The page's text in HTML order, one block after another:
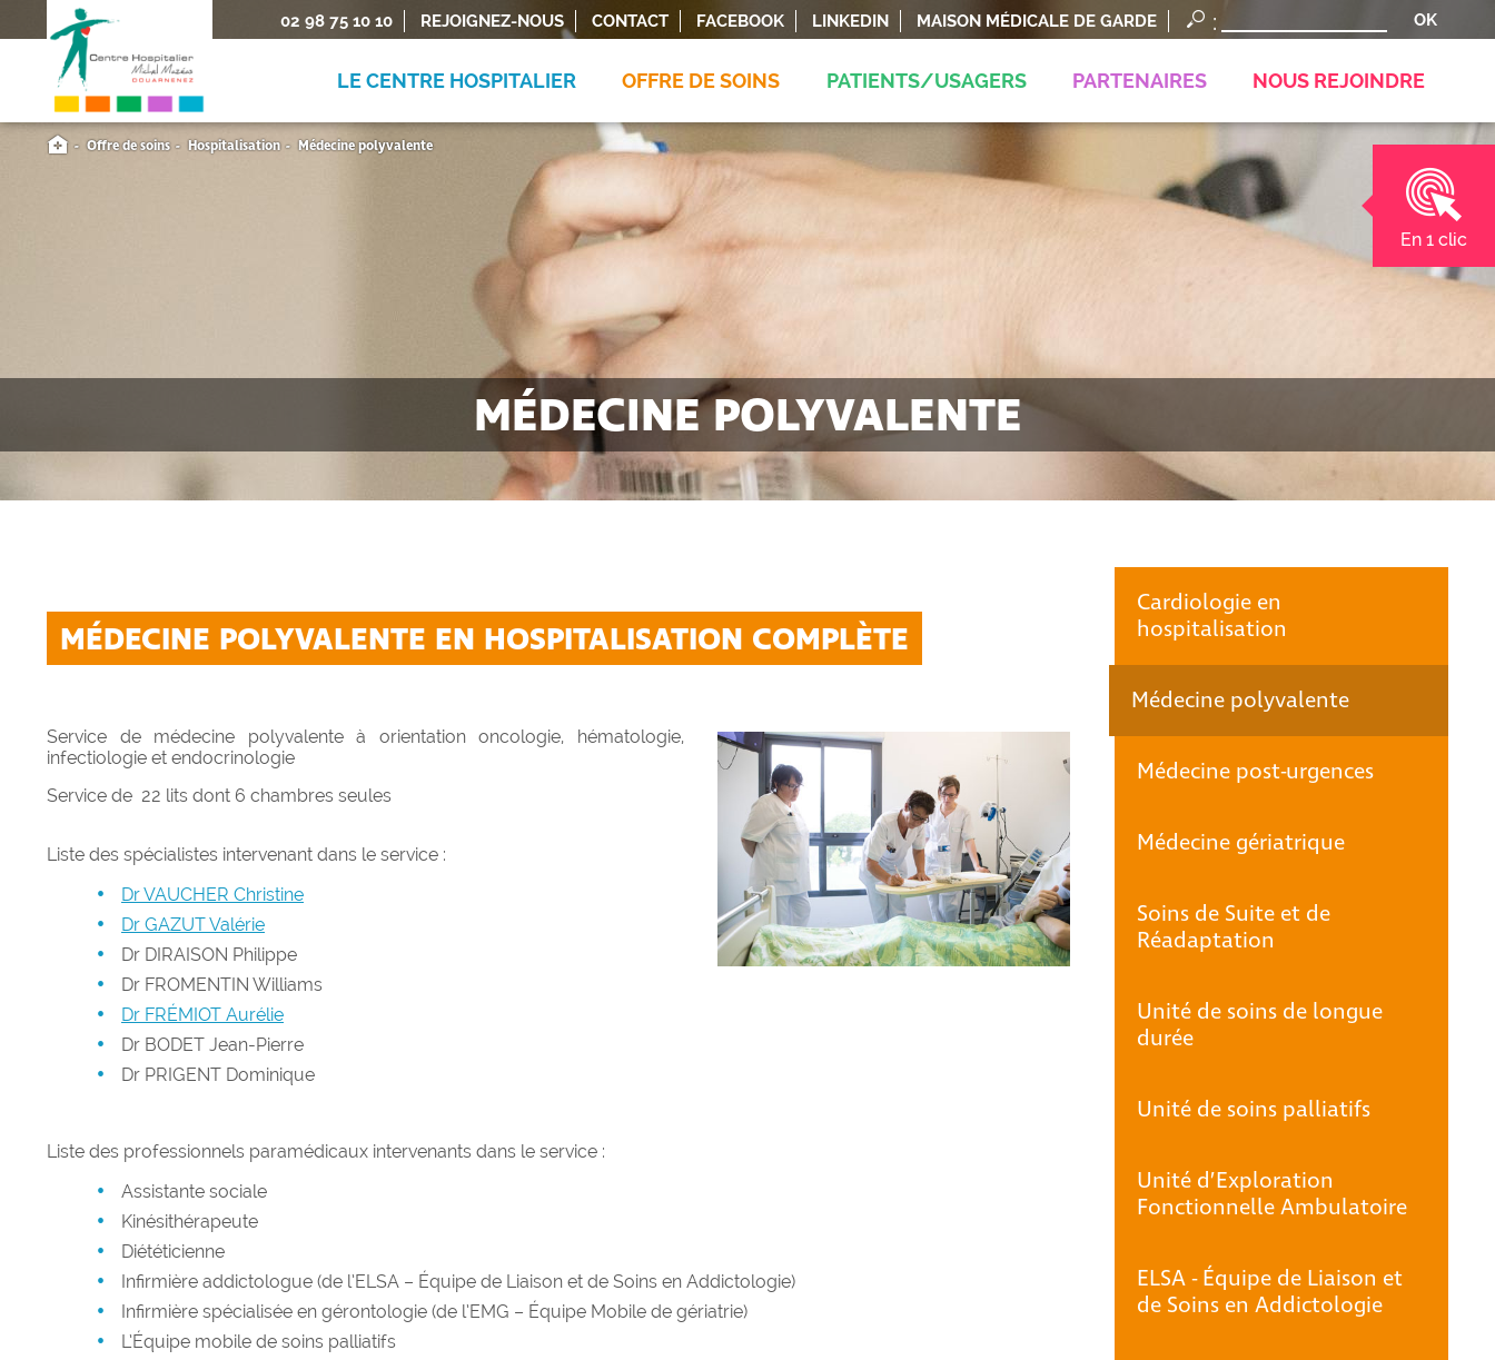
02 98 75 10 10 REJOIGNEZ-NOUS CONTACT FACEBOOK LINKEDIN MAISON MÉDICALE DE GARDE
LE CENTRE HOSPITALIER OFFRE DE SOINS PATIENTS/USAGERS PARTENAIRES NOUS REJOINDRE
En 1 clic
MÉDECINE POLYVALENTE
Offre de soins Hospitalisation Médecine polyvalente
Cardiologie en
hospitalisation
Médecine polyvalente
Médecine post-urgences
Médecine gériatrique
Soins de Suite et de
Réadaptation
Unité de soins de longue
durée
Unité de soins palliatifs
Unité d’Exploration
Fonctionnelle Ambulatoire
ELSA - Équipe de Liaison et
de Soins en Addictologie
MÉDECINE POLYVALENTE EN HOSPITALISATION COMPLÈTE
Service de médecine polyvalente à orientation oncologie, hématologie,
infectiologie et endocrinologie
Service de 22 lits dont 6 chambres seules
Liste des spécialistes intervenant dans le service :
Dr VAUCHER Christine
Dr GAZUT Valérie
Dr DIRAISON Philippe
Dr FROMENTIN Williams
Dr FRÉMIOT Aurélie
Dr BODET Jean-Pierre
Dr PRIGENT Dominique
Liste des professionnels paramédicaux intervenants dans le service :
Assistante sociale
Kinésithérapeute
Diététicienne
Infirmière addictologue (de l’ELSA – Équipe de Liaison et de Soins en Addictologie)
Infirmière spécialisée en gérontologie (de l’EMG – Équipe Mobile de gériatrie)
L’Équipe mobile de soins palliatifs